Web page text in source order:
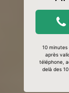
10
après
téléphone,
delà des